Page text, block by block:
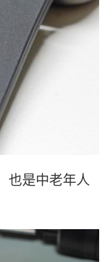
也是中老年人